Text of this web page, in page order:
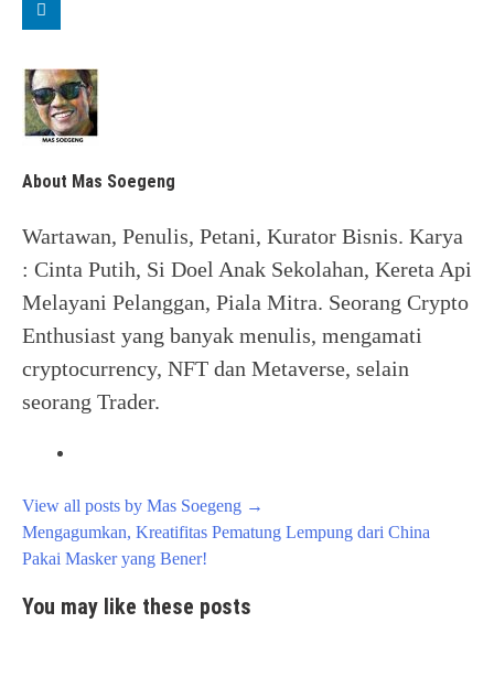
About Mas Soegeng
Wartawan, Penulis, Petani, Kurator Bisnis. Karya
: Cinta Putih, Si Doel Anak Sekolahan, Kereta Api
Melayani Pelanggan, Piala Mitra. Seorang Crypto
Enthusiast yang banyak menulis, mengamati
cryptocurrency, NFT dan Metaverse, selain
seorang Trader.
View all posts by Mas Soegeng →
Post
navigation
Mengagumkan, Kreatifitas Pematung Lempung dari China
Pakai Masker yang Bener!
You may like these posts